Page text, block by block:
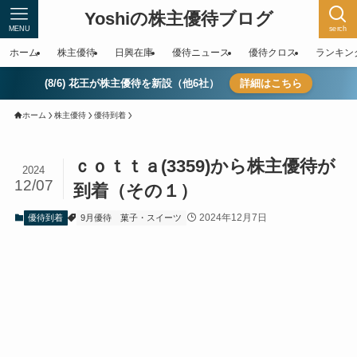
Yoshiの株主優待ブログ serch
MENU
ホーム 株主優待 日興在庫 優待ニュース 優待クロス ランキン
(8/6) 花王が株主優待を新設（他6社） 詳細はこちら
ホーム 株主優待 優待到着
ｃｏｔｔａ(3359)から株主優待が
到着（その１）
2024
12/07
優待到着 9月優待 菓子・スイーツ 2024年12月7日